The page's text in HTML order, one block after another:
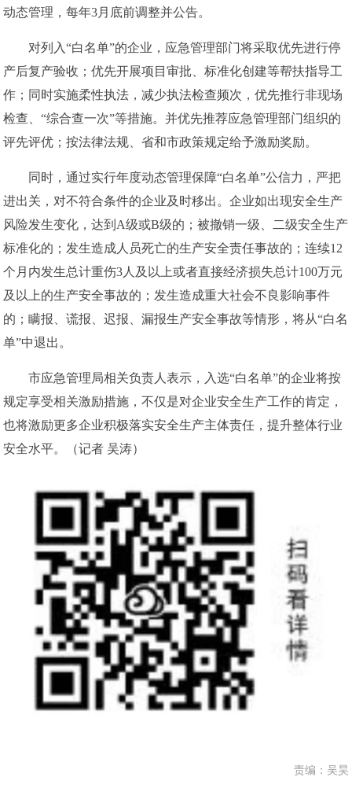
动态管理，每年3月底前调整并公告。
对列入“白名单”的企业，应急管理部门将采取优先进行停
产后复产验收；优先开展项目审批、标准化创建等帮扶指导工
作；同时实施柔性执法，减少执法检查频次，优先推行非现场
检查、“综合查一次”等措施。并优先推荐应急管理部门组织的
评先评优；按法律法规、省和市政策规定给予激励奖励。
同时，通过实行年度动态管理保障“白名单”公信力，严把
进出关，对不符合条件的企业及时移出。企业如出现安全生产
风险发生变化，达到A级或B级的；被撤销一级、二级安全生产
标准化的；发生造成人员死亡的生产安全责任事故的；连续12
个月内发生总计重伤3人及以上或者直接经济损失总计100万元
及以上的生产安全事故的；发生造成重大社会不良影响事件
的；瞒报、谎报、迟报、漏报生产安全事故等情形，将从“白名
单”中退出。
市应急管理局相关负责人表示，入选“白名单”的企业将按
规定享受相关激励措施，不仅是对企业安全生产工作的肯定，
也将激励更多企业积极落实安全生产主体责任，提升整体行业
安全水平。（记者 吴涛）
责编：吴昊